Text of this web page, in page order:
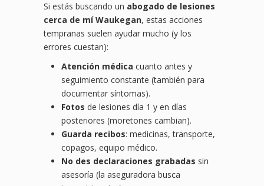
Si estás buscando un abogado de lesiones
cerca de mí Waukegan, estas acciones
tempranas suelen ayudar mucho (y los
errores cuestan):
Atención médica cuanto antes y
seguimiento constante (también para
documentar síntomas).
Fotos de lesiones día 1 y en días
posteriores (moretones cambian).
Guarda recibos: medicinas, transporte,
copagos, equipo médico.
No des declaraciones grabadas sin
asesoría (la aseguradora busca